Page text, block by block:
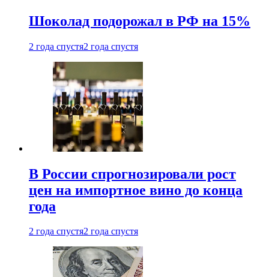
Шоколад подорожал в РФ на 15%
2 года спустя2 года спустя
В России спрогнозировали рост
цен на импортное вино до конца
года
2 года спустя2 года спустя